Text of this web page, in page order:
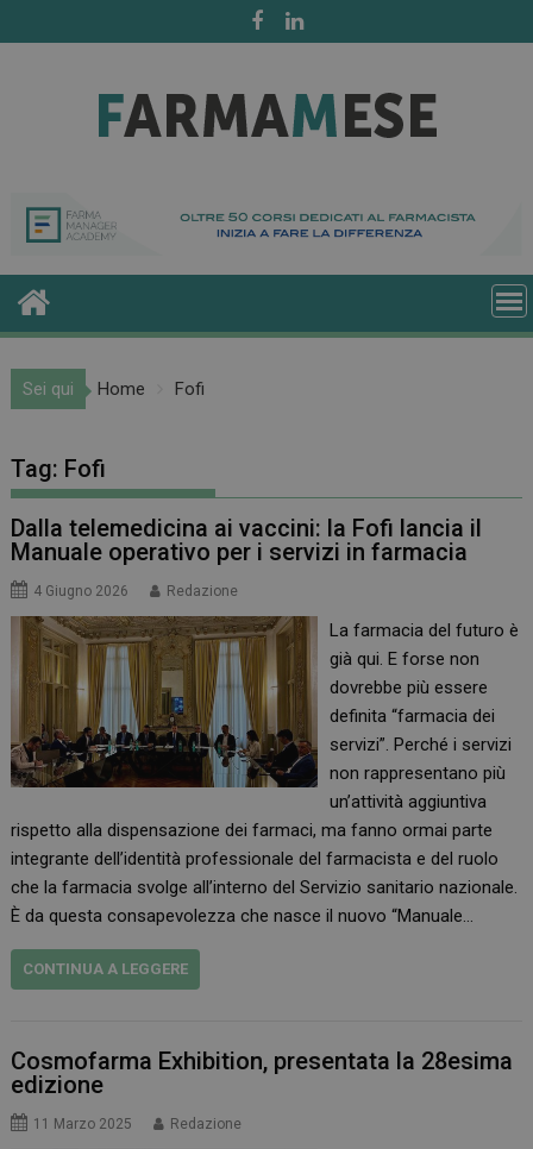
to
Sei qui Home Fofi
Tag: Fofi
Dalla telemedicina ai vaccini: la Fofi lancia il
Manuale operativo per i servizi in farmacia
4 Giugno 2026 Redazione
La farmacia del futuro è
già qui. E forse non
dovrebbe più essere
definita “farmacia dei
servizi”. Perché i servizi
non rappresentano più
un’attività aggiuntiva
rispetto alla dispensazione dei farmaci, ma fanno ormai parte
integrante dell’identità professionale del farmacista e del ruolo
che la farmacia svolge all’interno del Servizio sanitario nazionale.
È da questa consapevolezza che nasce il nuovo “Manuale…
CONTINUA A LEGGERE
Cosmofarma Exhibition, presentata la 28esima
edizione
11 Marzo 2025 Redazione